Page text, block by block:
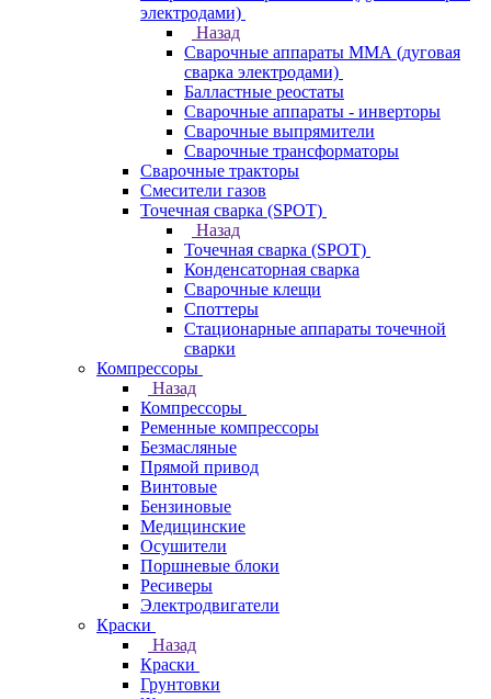
электродами)
Назад
Сварочные аппараты ММА (дуговая
сварка электродами)
Балластные реостаты
Сварочные аппараты - инверторы
Сварочные выпрямители
Сварочные трансформаторы
Сварочные тракторы
Смесители газов
Точечная сварка (SPOT)
Назад
Точечная сварка (SPOT)
Конденсаторная сварка
Сварочные клещи
Споттеры
Стационарные аппараты точечной
сварки
Компрессоры
Назад
Компрессоры
Ременные компрессоры
Безмасляные
Прямой привод
Винтовые
Бензиновые
Медицинские
Осушители
Поршневые блоки
Ресиверы
Электродвигатели
Краски
Назад
Краски
Грунтовки